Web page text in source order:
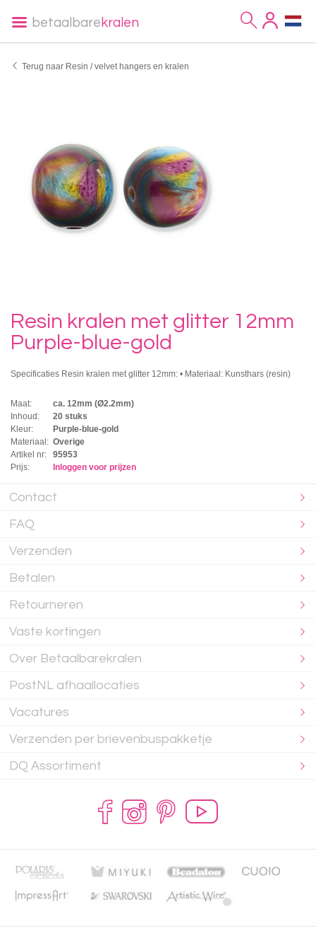
betaalbare kralen
Terug naar Resin / velvet hangers en kralen
Resin kralen met glitter 12mm
Purple-blue-gold
Specificaties Resin kralen met glitter 12mm: • Materiaal: Kunsthars (resin)
Maat:
ca. 12mm (Ø2.2mm)
Inhoud:
20 stuks
Kleur:
Purple-blue-gold
Materiaal: Overige
Artikel nr:
95953
Prijs:
Inloggen voor prijzen
Contact
FAQ
Verzenden
Betalen
Retourneren
Vaste kortingen
Over Betaalbarekralen
PostNL afhaallocaties
Vacatures
Verzenden per brievenbuspakketje
DQ Assortiment